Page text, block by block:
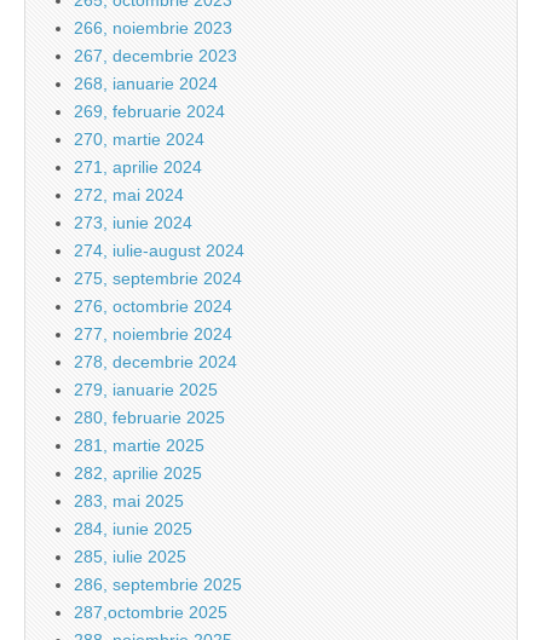
266, noiembrie 2023
267, decembrie 2023
268, ianuarie 2024
269, februarie 2024
270, martie 2024
271, aprilie 2024
272, mai 2024
273, iunie 2024
274, iulie-august 2024
275, septembrie 2024
276, octombrie 2024
277, noiembrie 2024
278, decembrie 2024
279, ianuarie 2025
280, februarie 2025
281, martie 2025
282, aprilie 2025
283, mai 2025
284, iunie 2025
285, iulie 2025
286, septembrie 2025
287,octombrie 2025